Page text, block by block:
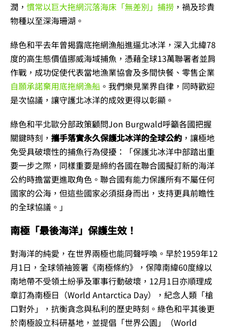
潤， 慣常以巨大拖網沉落海床「無差別」捕撈 ，禍及珍貴
物種以至深海珊湖。
綠色和平去年曾揭露底拖網漁船進逼北冰洋，深入北緯78
度的高生態價值挪威海域捕魚，憑藉全球13萬聯署者並肩
作戰，成功促使代表當地漁業協會及多間快餐、零售企業
自願承諾棄用底拖網漁船 。我們樂見業界自律，同時歡迎
是次協議，讓守護北冰洋的成效更得以彰顯。
綠色和平北歐分部政策顧問Jon Burgwald呼籲各國把握
關鍵時刻， 攜手落實永久保護北冰洋的全球公約 ，讓極地
免受具破壞性的捕魚行為侵擾：「保護北冰洋中部踏出重
要一步之際，同樣重要是締約各國在聯合國擬訂新的海洋
公約時擔當更進取角色。聯合國有能力保護所有不屬任何
國家的公海，但這些國家必須挺身而出，支持更具前瞻性
的全球協議。」
南極「最後海洋」保護生效！
對海洋的純愛，在世界兩極也能同聲呼喚。早於1959年12
月1日，全球領袖簽署《南極條約》，保障南緯60度線以
南地帶不受領土紛爭及軍事行動破壞，12月1日亦順理成
章訂為南極日（World Antarctica Day），紀念人類「槍
口對外」，抗衡貪念與私利的歷史時刻。綠色和平其後更
於南極設立科研基地，並提倡「世界公園」（World